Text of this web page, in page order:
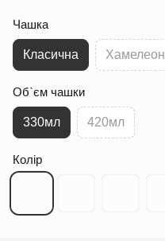
Чашка
Класична Хамелеон
Об`єм чашки
330мл 420мл
Колір